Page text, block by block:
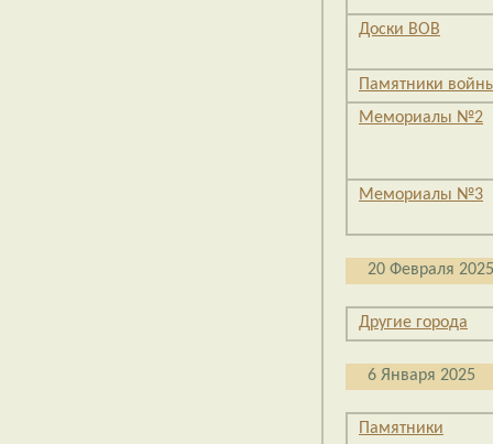
Доски ВОВ
Памятники
Мемориалы №2
Мемориалы №3
20 Февраля 2025
Другие города
6 Января 2025
Памятники